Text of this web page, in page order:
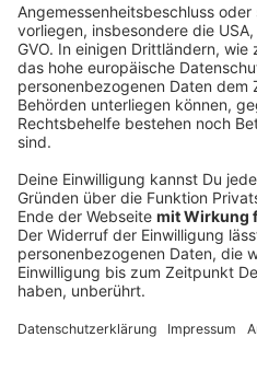
Bewässerung, Düngung,
steuert. Nach Angaben von
in den vergangenen zwei
einer Pilotfarm. Ergänzend
verschiedene Kräuter- und
Anbauprotokolle entwickelt.
optimal einsetzt. Für
der Einstieg damit
liefert nicht nur die
Betriebe auch bei
und organisatorischen
leerstehenden